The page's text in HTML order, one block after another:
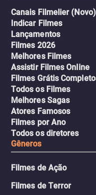
Canais Filmelier (Novo)
Indicar Filmes
Lançamentos
Filmes 2026
Melhores Filmes
Assistir Filmes Online
Filmes Grátis
Todos os Filmes
Melhores Sagas
Atores Famosos
Filmes por Ano
Todos os diretores
Gêneros
Filmes de Ação
Filmes de Terror